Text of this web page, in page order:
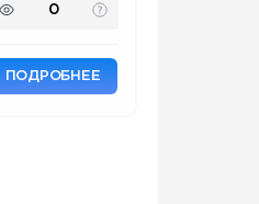
0
ПОДРОБНЕЕ